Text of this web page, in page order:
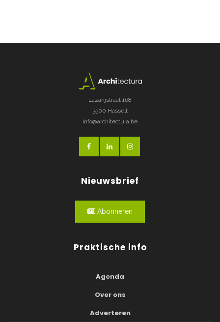
Lazarijstraat 168
3500 Hasselt
info@architectura.be
Nieuwsbrief
Abonneren
Praktische info
Agenda
Over ons
Adverteren